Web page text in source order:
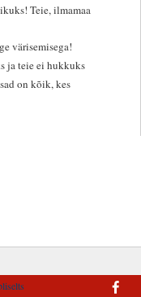
Teie, ilmamaa
värisemisega!
ja teie ei hukkuks
on kõik, kes